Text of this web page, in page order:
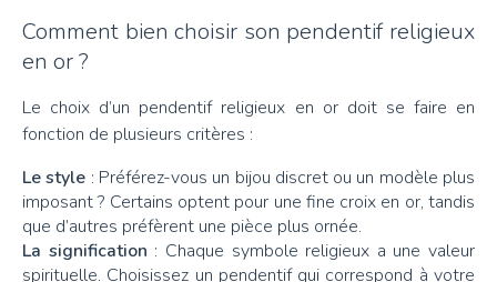
Comment bien choisir son pendentif religieux
en or ?
Le choix d’un pendentif religieux en or doit se faire en
fonction de plusieurs critères :
Le style : Préférez-vous un bijou discret ou un modèle plus
imposant ? Certains optent pour une fine croix en or, tandis
que d’autres préfèrent une pièce plus ornée.
La signification : Chaque symbole religieux a une valeur
spirituelle. Choisissez un pendentif qui correspond à votre